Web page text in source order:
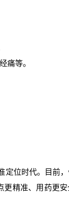
痛等。
定位时代。目前
精准、用药更